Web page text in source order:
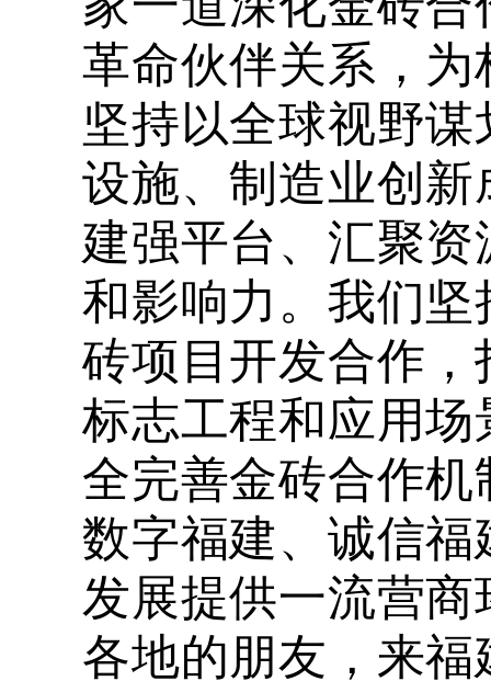
革命伙伴关系，
坚持以全球视野
设施、制造业创
建强平台、汇聚
和影响力。我们
砖项目开发合作
标志工程和应用
全完善金砖合作
数字福建、诚信
发展提供一流营
各地的朋友，来